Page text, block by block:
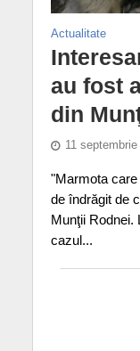
Actualitate
au fost
din
11 septembrie
"Marmota
de îndrăgit de
Munţii Rodnei.
cazul...